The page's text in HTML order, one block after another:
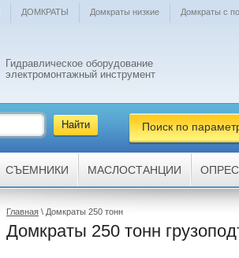
ДОМКРАТЫ Домкраты низкие Домкраты с
Гидравлическое оборудование
электромонтажный инструмент
Поиск по
СЪЕМНИКИ МАСЛОСТАНЦИИ
Главная \ Домкраты 250 тонн
Домкраты 250 тонн